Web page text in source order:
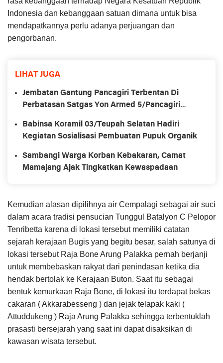
Indonesia dan kebanggaan satuan dimana untuk bisa
mendapatkannya perlu adanya perjuangan dan
pengorbanan.
LIHAT JUGA
Jembatan Gantung Pancagiri Terbentan Di
Perbatasan Satgas Yon Armed 5/Pancagiri
Babinsa Koramil 03/Teupah Selatan Hadiri
Kegiatan Sosialisasi Pembuatan Pupuk Organik
Sambangi Warga Korban Kebakaran, Camat
Mamajang Ajak Tingkatkan Kewaspadaan
Kemudian alasan dipilihnya air Cempalagi sebagai air suci
dalam acara tradisi pensucian Tunggul Batalyon C Pelopor
Tenribetta karena di lokasi tersebut memiliki catatan
sejarah kerajaan Bugis yang begitu besar, salah satunya di
lokasi tersebut Raja Bone Arung Palakka pernah berjanji
untuk membebaskan rakyat dari penindasan ketika dia
hendak bertolak ke Kerajaan Buton. Saat itu sebagai
bentuk kemurkaan Raja Bone, di lokasi itu terdapat bekas
cakaran ( Akkarabesseng ) dan jejak telapak kaki (
Attuddukeng ) Raja Arung Palakka sehingga terbentuklah
prasasti bersejarah yang saat ini dapat disaksikan di
kawasan wisata tersebut.